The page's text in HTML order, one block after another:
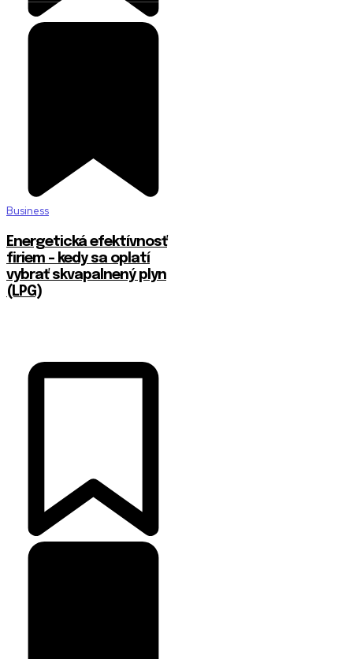
Business
Energetická efektívnosť
firiem – kedy sa oplatí
vybrať skvapalnený plyn
(LPG)